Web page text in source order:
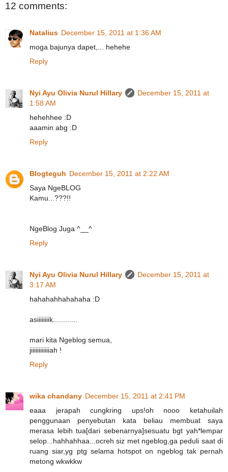
12 comments:
Natalius December 15, 2011 at 1:36 AM
moga bajunya dapet,... hehehe
Reply
Nyi Ayu Olivia Nurul Hillary
December 15, 2011 at
1:58 AM
hehehhee :D
aaamin abg :D
Reply
Blogteguh December 15, 2011 at 2:22 AM
Saya NgeBLOG
Kamu...???!!
NgeBlog Juga ^__^
Reply
Nyi Ayu Olivia Nurul Hillary
December 15, 2011 at
3:17 AM
hahahahhahahaha :D
asiiiiiiiik............
mari kita Ngeblog semua,
jiiiiiiiiiiiiah !
Reply
wika chandany December 15, 2011 at 2:41 PM
eaaa jerapah cungkring ups!oh nooo ketahuilah
penggunaan penyebutan kata beliau membuat saya
merasa lebih tua[dari sebenarnya]sesuatu bgt yah*lempar
selop...hahhahhaa...ocreh siz met ngeblog,ga peduli saat di
ruang siar,yg ptg selama hotspot on ngeblog tak pernah
metong wkwkkw